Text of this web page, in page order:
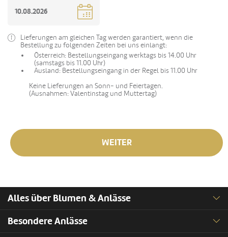
Lieferungen am gleichen Tag werden garantiert, wenn die
Bestellung zu folgenden Zeiten bei uns einlangt:
Österreich: Bestellungseingang werktags bis 14.00 Uhr
(samstags bis 11.00 Uhr)
Ausland: Bestellungseingang in der Regel bis 11.00 Uhr
Keine Lieferungen an Sonn- und Feiertagen.
(Ausnahmen: Valentinstag und Muttertag)
WEITER
Alles über Blumen & Anlässe
Besondere Anlässe